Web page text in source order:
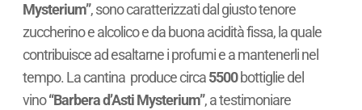
Mysterium”, sono caratterizzati dal giusto tenore
zuccherino e alcolico e da buona acidità fissa, la quale
contribuisce ad esaltarne i profumi e a mantenerli nel
tempo. La cantina produce circa5500bottiglie del
vino“Barbera d’Asti Mysterium”, a testimoniare